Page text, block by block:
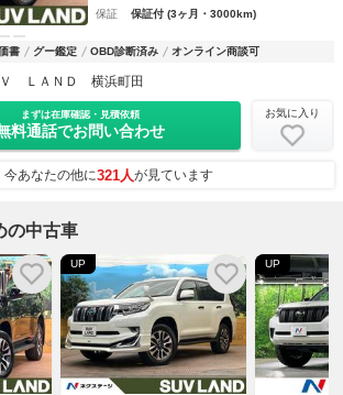
保証
保証付 (3ヶ月・3000km)
書 グー鑑定 OBD診断済み オンライン商談可
Ｖ ＬＡＮＤ 横浜町田
まずは在庫確認・見積依頼
料通話でお問い合わせ
お気に入り
今あなたの他に321人が見ています
の中古車
UP UP